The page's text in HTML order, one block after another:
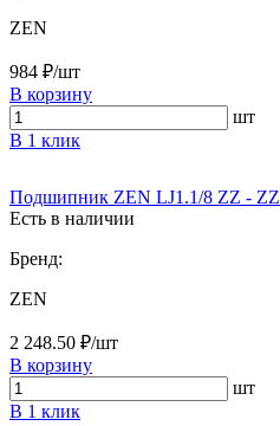
ZEN
984 ₽/шт
В корзину
шт
В 1 клик
Подшипник ZEN LJ1.1/8 ZZ - ZZ
Есть в наличии
Бренд:
ZEN
2 248.50 ₽/шт
В корзину
шт
В 1 клик